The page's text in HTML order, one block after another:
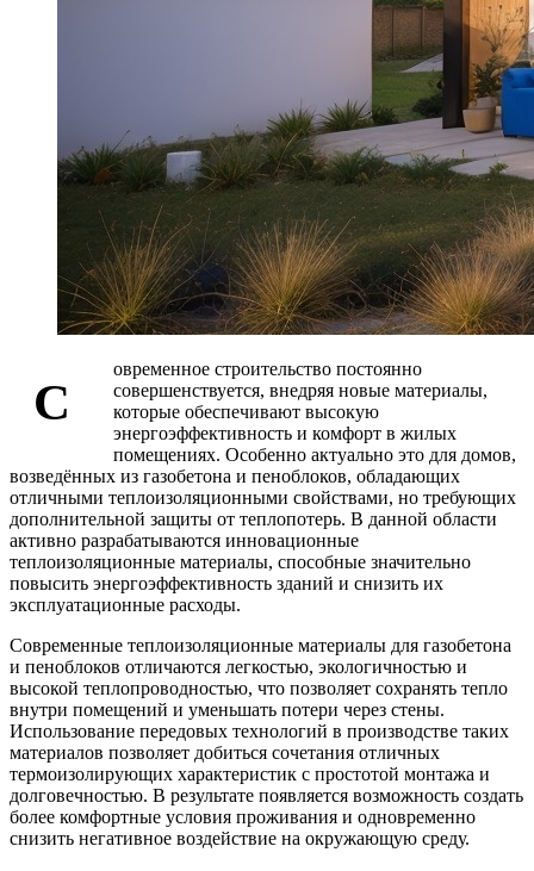
С
овременное строительство постоянно
совершенствуется, внедряя новые материалы,
которые обеспечивают высокую
энергоэффективность и комфорт в жилых
помещениях. Особенно актуально это для домов,
возведённых из газобетона и пеноблоков, обладающих
отличными теплоизоляционными свойствами, но требующих
дополнительной защиты от теплопотерь. В данной области
активно разрабатываются инновационные
теплоизоляционные материалы, способные значительно
повысить энергоэффективность зданий и снизить их
эксплуатационные расходы.
Современные теплоизоляционные материалы для газобетона
и пеноблоков отличаются легкостью, экологичностью и
высокой теплопроводностью, что позволяет сохранять тепло
внутри помещений и уменьшать потери через стены.
Использование передовых технологий в производстве таких
материалов позволяет добиться сочетания отличных
термоизолирующих характеристик с простотой монтажа и
долговечностью. В результате появляется возможность создать
более комфортные условия проживания и одновременно
снизить негативное воздействие на окружающую среду.